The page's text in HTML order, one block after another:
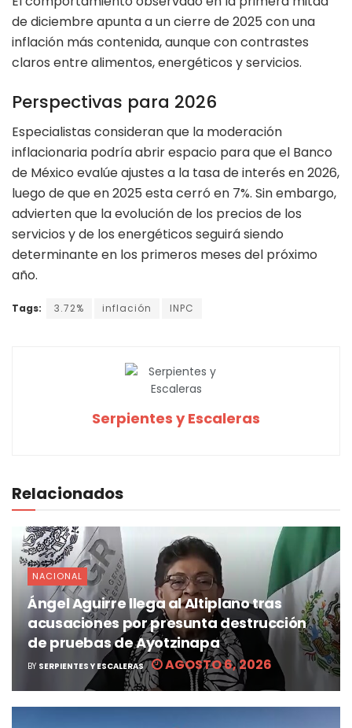
de diciembre apunta a un cierre de 2025 con una
inflación más contenida, aunque con contrastes
claros entre alimentos, energéticos y servicios.
Perspectivas para 2026
Especialistas consideran que la moderación
inflacionaria podría abrir espacio para que el Banco
de México evalúe ajustes a la tasa de interés en 2026,
luego de que en 2025 esta cerró en 7%. Sin embargo,
advierten que la evolución de los precios de los
servicios y de los energéticos seguirá siendo
determinante en los primeros meses del próximo
año.
Tags: 3.72% inflación INPC
Serpientes y Escaleras
Relacionados
NACIONAL
Ángel Aguirre llega al Altiplano tras
acusaciones por presunta destrucción
de pruebas de Ayotzinapa
BY SERPIENTES Y ESCALERAS AGOSTO 6, 2026